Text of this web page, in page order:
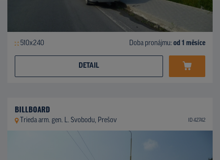
510x240 Doba pronájmu: od 1 měsíce
DETAIL
BILLBOARD
Trieda arm. gen. L. Svobodu, Prešov ID 42742